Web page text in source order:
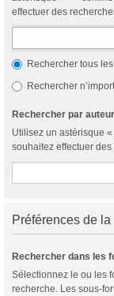
effectuer des
Rechercher tous
Rechercher
Rechercher par
Utilisez un astérisque
souhaitez effectuer
Préférences de
Rechercher dans les
Sélectionnez le ou les
recherche. Les sous-